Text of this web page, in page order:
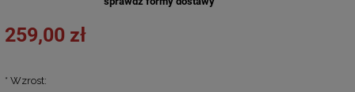
259,00 zł
* Wzrost: